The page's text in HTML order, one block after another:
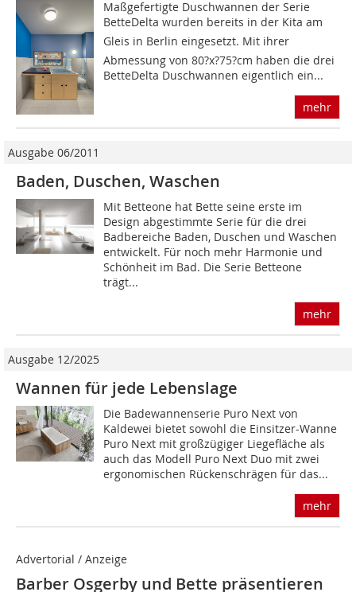
Maßgefertigte Duschwannen der Serie
BetteDelta wurden bereits in der Kita am
Gleis in Berlin eingesetzt. Mit ihrer
Abmessung von 80?x?75?cm haben die drei
BetteDelta Duschwannen eigentlich ein...
mehr
Ausgabe 06/2011
Baden, Duschen, Waschen
Mit Betteone hat Bette seine erste im
Design abgestimmte Serie für die drei
Badbereiche Baden, Duschen und Waschen
entwickelt. Für noch mehr Harmonie und
Schönheit im Bad. Die Serie Betteone
trägt...
mehr
Ausgabe 12/2025
Wannen für jede Lebenslage
Die Badewannenserie Puro Next von
Kaldewei bietet sowohl die Einsitzer-Wanne
Puro Next mit großzügiger Liegefläche als
auch das Modell Puro Next Duo mit zwei
ergonomischen Rückenschrägen für das...
mehr
Advertorial / Anzeige
Barber Osgerby und Bette präsentieren